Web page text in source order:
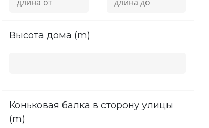
высота дома (m)
Коньковая балка в сторону улицы
(m)